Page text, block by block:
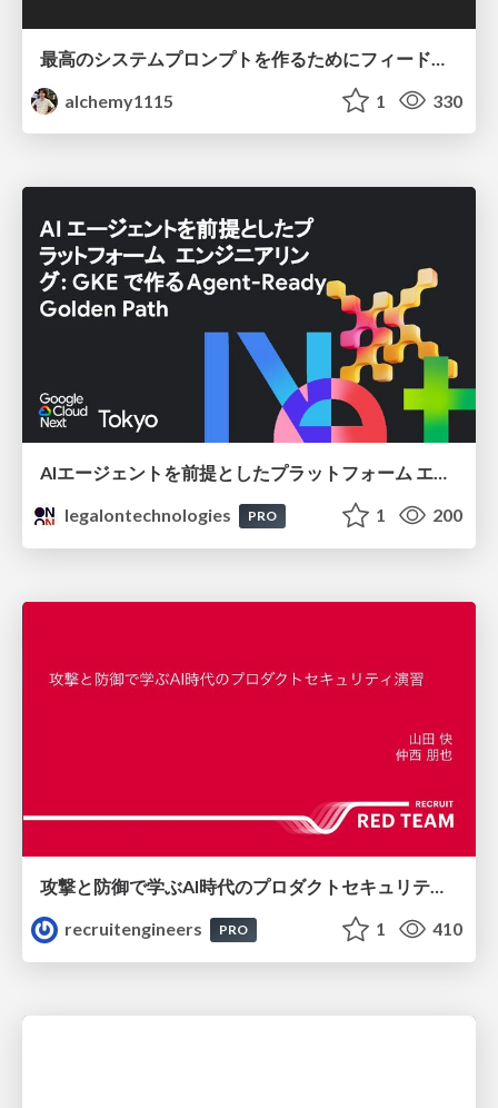
alchemy1115
1 330
AIエージェントを前提としたプラットフォーム エンジニアリング：GKEで作るAgent-Ready Golden Path
legalontechnologies
PRO 1 200
攻撃と防御で学ぶAI時代のプロダクトセキュリティ演習
recruitengineers
PRO 1 410